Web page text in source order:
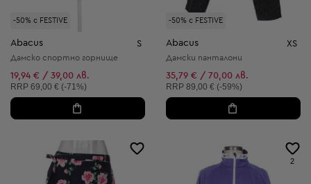
-50% с FESTIVE
Abacus S
Дамско спортно горнище
19,94 € / 39,00 лв.
Препоръчителна цена:
RRP 69,00 € (-71%)
-50% с FESTIVE
Abacus XS
Дамски панталони
35,79 € / 70,00 лв.
Препоръчителна цена:
RRP 89,00 € (-59%)
2